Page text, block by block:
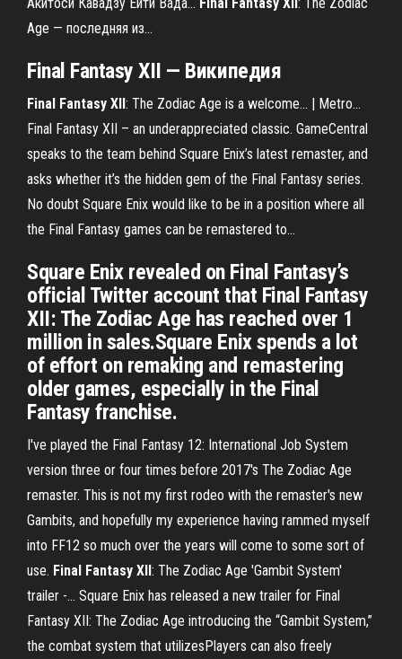
Age — последняя из…
Final Fantasy XII — Википедия
Final Fantasy XII: The Zodiac Age is a welcome... | Metro…
Final Fantasy XII – an underappreciated classic. GameCentral
speaks to the team behind Square Enix’s latest remaster, and
asks whether it’s the hidden gem of the Final Fantasy series.
No doubt Square Enix would like to be in a position where all
the Final Fantasy games can be remastered to...
Square Enix revealed on Final Fantasy’s
official Twitter account that Final Fantasy
XII: The Zodiac Age has reached over 1
million in sales.Square Enix spends a lot
of effort on remaking and remastering
older games, especially in the Final
Fantasy franchise.
I've played the Final Fantasy 12: International Job System
version three or four times before 2017's The Zodiac Age
remaster. This is not my first rodeo with the remaster's new
Gambits, and hopefully my experience having rammed myself
into FF12 so much over the years will come to some sort of
use. Final Fantasy XII: The Zodiac Age 'Gambit System'
trailer -… Square Enix has released a new trailer for Final
Fantasy XII: The Zodiac Age introducing the “Gambit System,”
the combat system that utilizesPlayers can also freely